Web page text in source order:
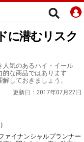
に潜むリスク
人気のあるハイ・イール
的な商品ではあります
しておきましょう。
更新日： 2017年07月27日
ァイナンシャルプランナー